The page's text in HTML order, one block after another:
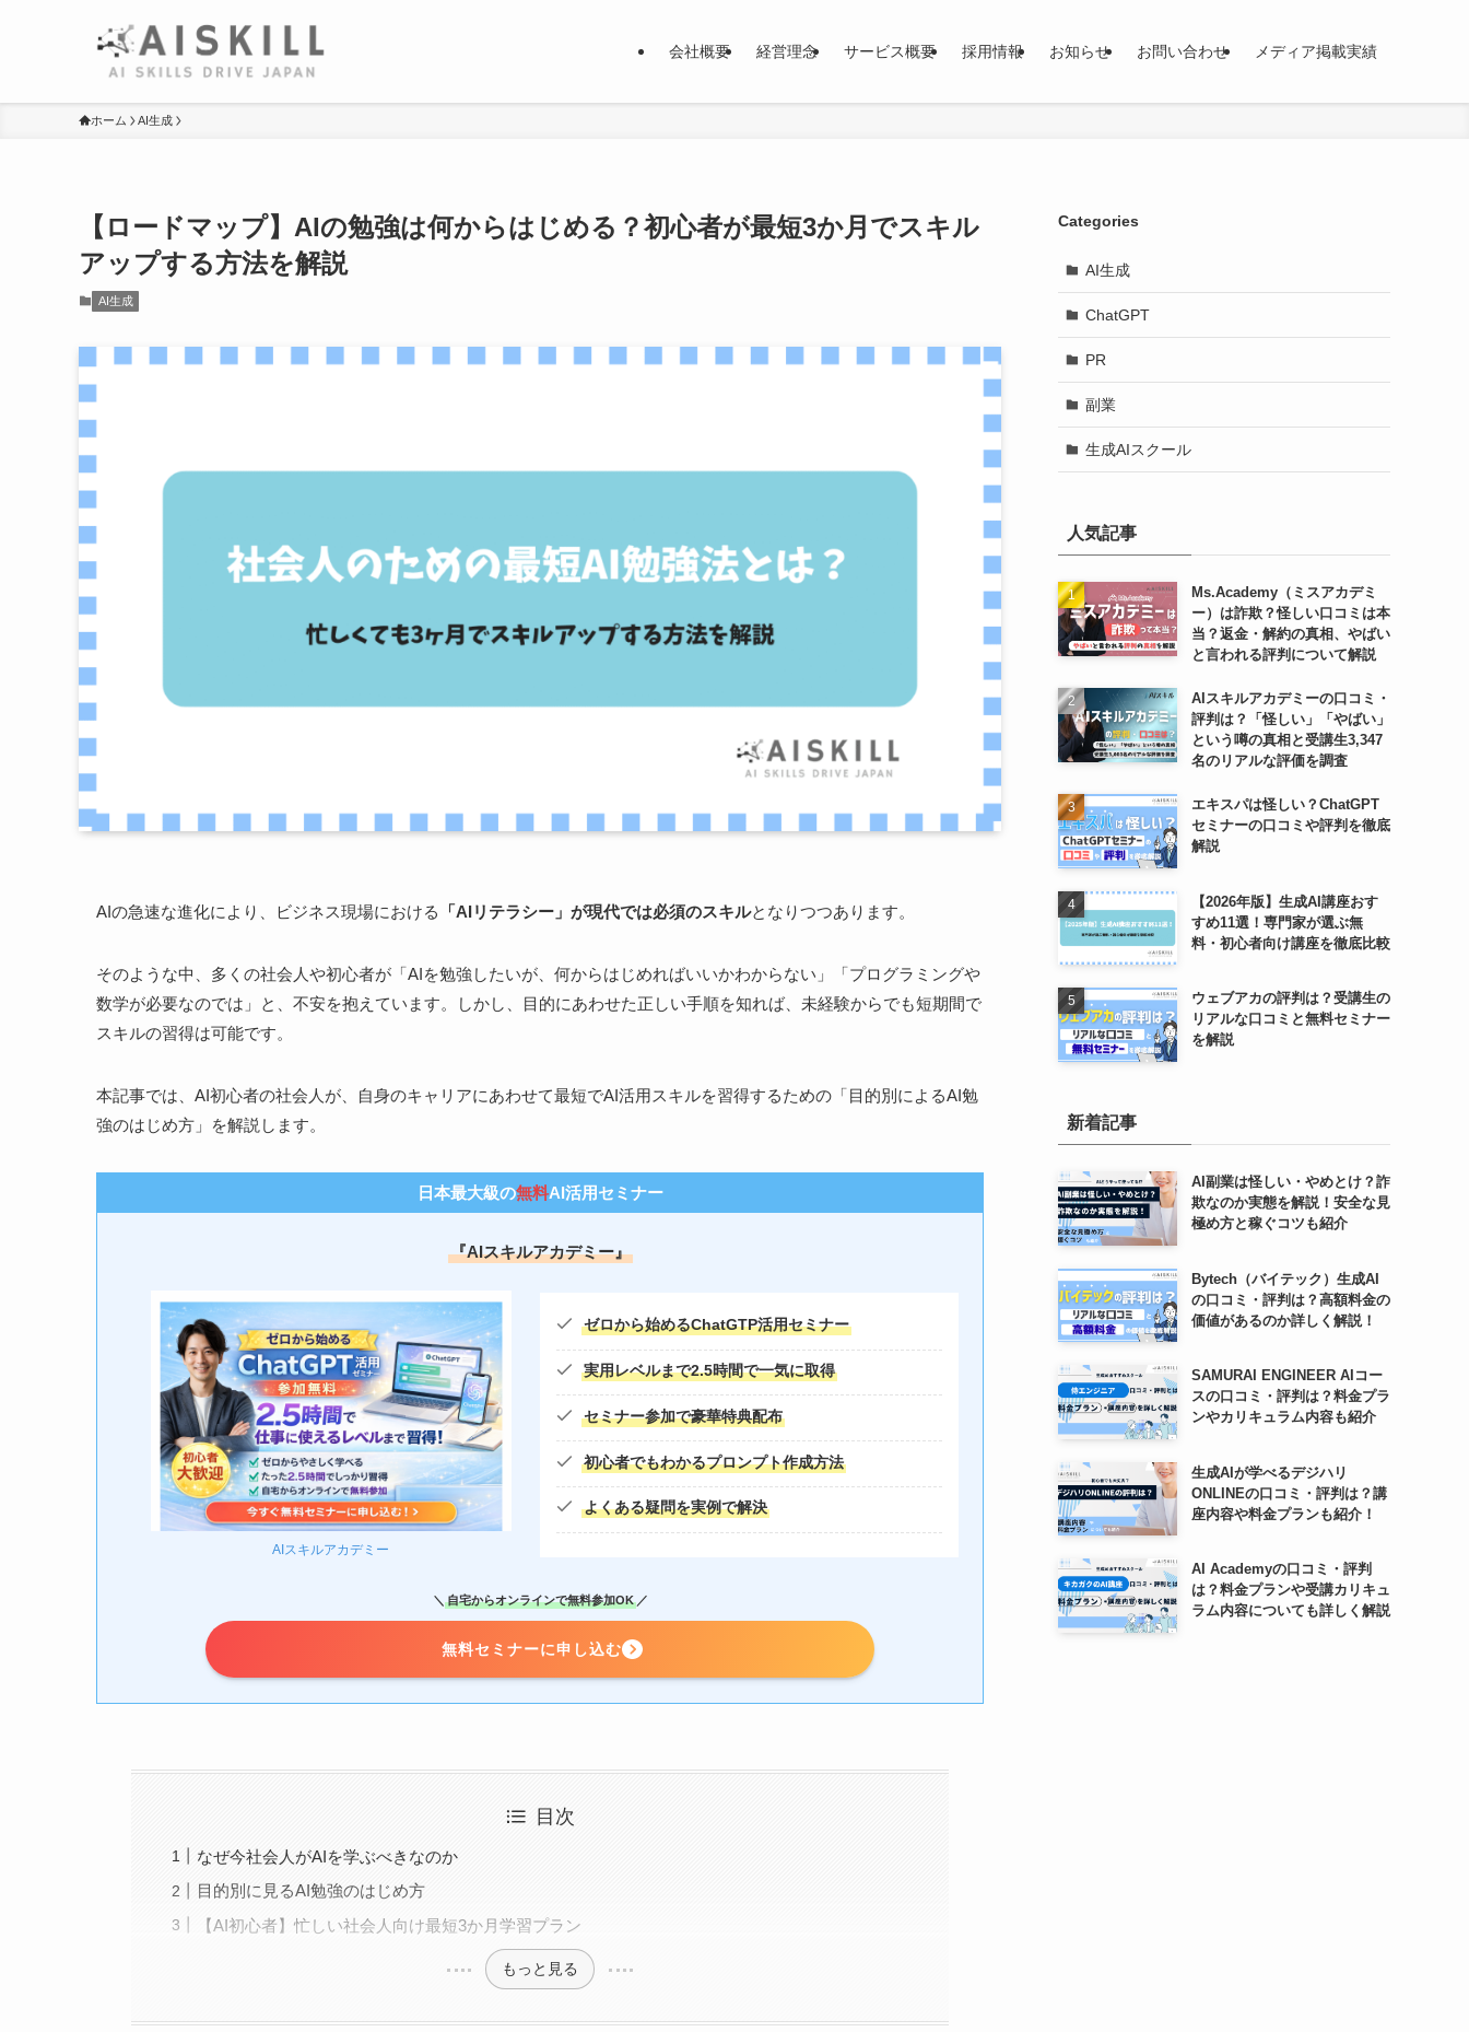
会社概要 経営理念 サービス概要 採用情報 お知らせ お問い合わせ メディア掲載実績
ホーム AI生成
【ロードマップ】AIの勉強は何からはじめる？初心者が最短3か月でスキル
アップする方法を解説
AI生成
AIの急速な進化により、ビジネス現場における 「AIリテラシー」が現代では必須のスキルとなりつつあります。
そのような中、多くの社会人や初心者が「AIを勉強したいが、何からはじめればいいかわからない」「プログラミングや
数学が必要なのでは」と、不安を抱えています。しかし、目的にあわせた正しい手順を知れば、未経験からでも短期間で
スキルの習得は可能です。
本記事では、AI初心者の社会人が、自身のキャリアにあわせて最短でAI活用スキルを習得するための「目的別によるAI勉
強のはじめ方」を解説します。
日本最大級の無料AI活用セミナー
『AIスキルアカデミー』
AIスキルアカデミー
ゼロから始めるChatGTP活用セミナー
実用レベルまで2.5時間で一気に取得
セミナー参加で豪華特典配布
初心者でもわかるプロンプト作成方法
よくある疑問を実例で解決
＼ 自宅からオンラインで無料参加OK／
無料セミナーに申し込む
目次
なぜ今社会人がAIを学ぶべきなのか
目的別に見るAI勉強のはじめ方
【AI初心者】忙しい社会人向け最短3か月学習プラン
もっと見る
Categories
AI生成
ChatGPT
PR
副業
生成AIスクール
人気記事
Ms.Academy（ミスアカデミ
ー）は詐欺？怪しい口コミは本
当？返金・解約の真相、やばい
と言われる評判について解説
AIスキルアカデミーの口コミ・
評判は？「怪しい」「やばい」
という噂の真相と受講生3,347
名のリアルな評価を調査
エキスパは怪しい？ChatGPT
セミナーの口コミや評判を徹底
解説
【2026年版】生成AI講座おす
すめ11選！専門家が選ぶ無
料・初心者向け講座を徹底比較
ウェブアカの評判は？受講生の
リアルな口コミと無料セミナー
を解説
新着記事
AI副業は怪しい・やめとけ？詐
欺なのか実態を解説！安全な見
極め方と稼ぐコツも紹介
Bytech（バイテック）生成AI
の口コミ・評判は？高額料金の
価値があるのか詳しく解説！
SAMURAI ENGINEER AIコー
スの口コミ・評判は？料金プラ
ンやカリキュラム内容も紹介
生成AIが学べるデジハリ
ONLINEの口コミ・評判は？講
座内容や料金プランも紹介！
AI Academyの口コミ・評判
は？料金プランや受講カリキュ
ラム内容についても詳しく解説